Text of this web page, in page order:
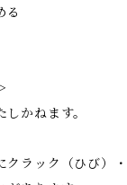
る
かねます。
ラック（ひび）